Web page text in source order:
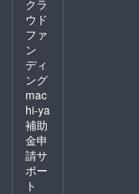
クラ
ウド
ファ
ン
ディ
ング
mac
hi-ya
補助
金申
請サ
ポー
ト